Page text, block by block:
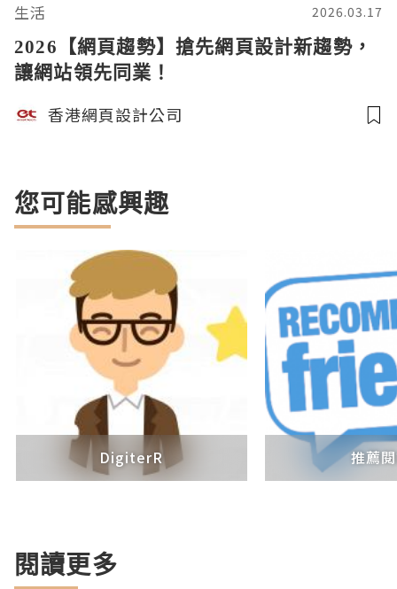
生活 2026.03.17
2026【網頁趨勢】搶先網頁設計新趨勢，
讓網站領先同業！
香港網頁設計公司
您可能感興趣
DigiterR 推薦
閱讀更多